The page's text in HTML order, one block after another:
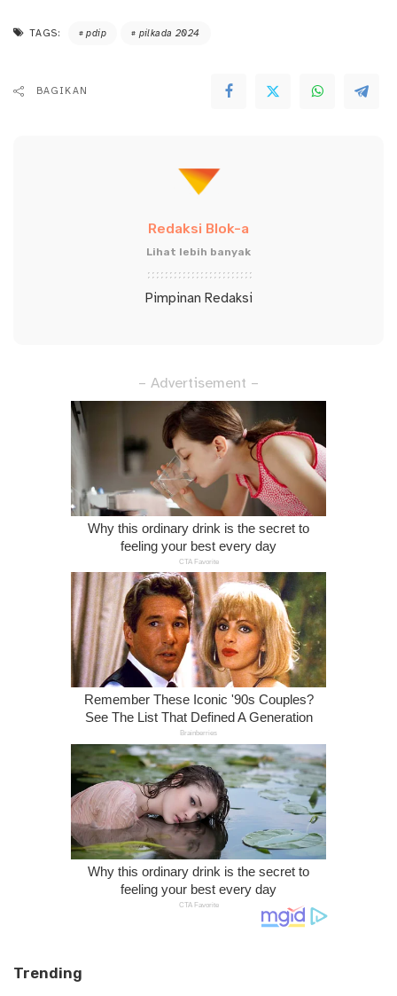
TAGS: pdip pilkada 2024
BAGIKAN
Redaksi Blok-a
Lihat lebih banyak
Pimpinan Redaksi
– Advertisement –
Trending